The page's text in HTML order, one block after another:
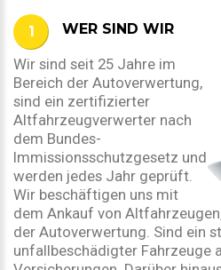
WER SIND WIR
Wir sind seit 25 Jahre im
Bereich der Autoverwertung,
sind ein zertifizierter
Altfahrzeugverwerter nach
dem Bundes-
Immissionsschutzgesetz und
werden jedes Jahr geprüft.
Wir beschäftigen uns mit
dem Ankauf von
der Autoverwertung. Sind ein
unfallbeschädigter Fahrzeuge